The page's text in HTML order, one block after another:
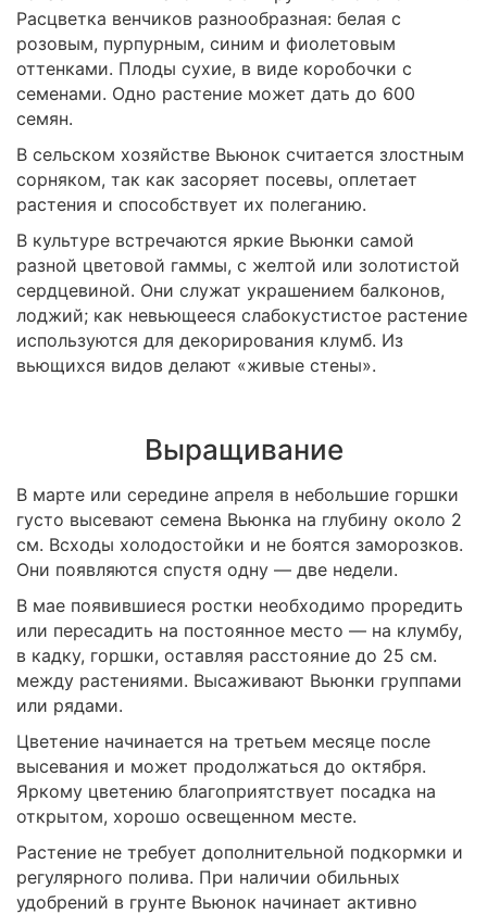
Расцветка венчиков разнообразная: белая с
розовым, пурпурным, синим и фиолетовым
оттенками. Плоды сухие, в виде коробочки с
семенами. Одно растение может дать до 600
семян.
В сельском хозяйстве Вьюнок считается злостным
сорняком, так как засоряет посевы, оплетает
растения и способствует их полеганию.
В культуре встречаются яркие Вьюнки самой
разной цветовой гаммы, с желтой или золотистой
сердцевиной. Они служат украшением балконов,
лоджий; как невьющееся слабокустистое растение
используются для декорирования клумб. Из
вьющихся видов делают «живые стены».
Выращивание
В марте или середине апреля в небольшие горшки
густо высевают семена Вьюнка на глубину около 2
см. Всходы холодостойки и не боятся заморозков.
Они появляются спустя одну — две недели.
В мае появившиеся ростки необходимо проредить
или пересадить на постоянное место — на клумбу,
в кадку, горшки, оставляя расстояние до 25 см.
между растениями. Высаживают Вьюнки группами
или рядами.
Цветение начинается на третьем месяце после
высевания и может продолжаться до октября.
Яркому цветению благоприятствует посадка на
открытом, хорошо освещенном месте.
Растение не требует дополнительной подкормки и
регулярного полива. При наличии обильных
удобрений в грунте Вьюнок начинает активно